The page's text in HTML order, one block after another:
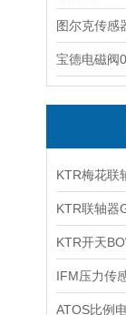
宝德电磁阀
KTR梅花联
IFM压力传
ATOS比例